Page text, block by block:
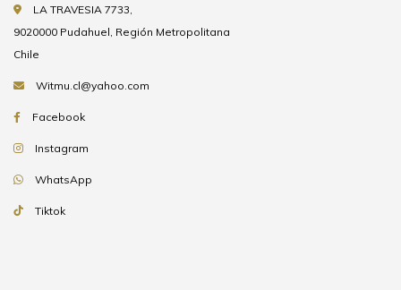
LA TRAVESIA 7733,
9020000 Pudahuel, Región Metropolitana
Chile
Witmu.cl@yahoo.com
Facebook
Instagram
WhatsApp
Tiktok